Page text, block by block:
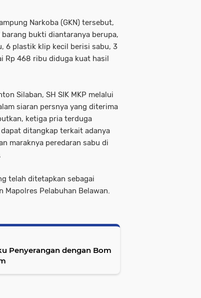
Narkoba (GKN) tersebut,
bukti diantaranya berupa,
6 plastik klip kecil berisi sabu, 3
Rp 468 ribu diduga kuat hasil
Silaban, SH SIK MKP melalui
siaran persnya yang diterima
ketiga pria terduga
ditangkap terkait adanya
maraknya peredaran sabu di
telah ditetapkan sebagai
Mapolres Pelabuhan Belawan.
Penyerangan dengan Bom